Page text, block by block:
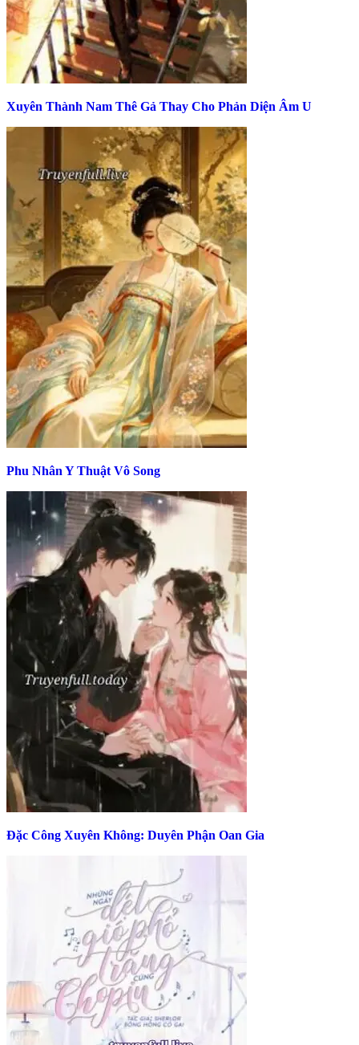
Xuyên Thành Nam Thê Gả Thay Cho Phản Diện Âm U
Phu Nhân Y Thuật Vô Song
Đặc Công Xuyên Không: Duyên Phận Oan Gia